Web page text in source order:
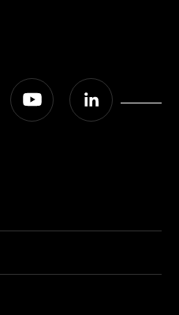
Instagram Youtube